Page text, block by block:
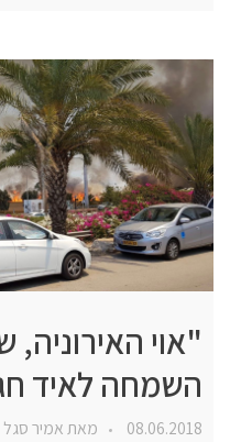
"אוי
השמחה לאיד
08.06.2018 מאתאמיר סגל